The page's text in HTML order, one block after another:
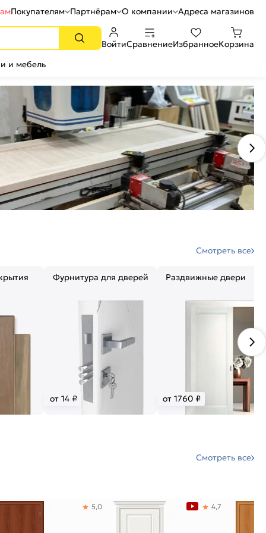
Покупателям Партнёрам О компании Адреса магазинов
ВойтиСравнениеИзбранноеКорзина
и мебель
Смотреть все
Фурнитура для дверей
от 14 ₽
Раздвижные двери
от 1760 ₽
Смотреть все
5,0 4,7